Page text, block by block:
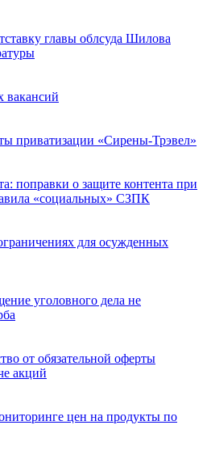
главы облсуда Шилова
приватизации «Сирены-Трэвел»
поправки о защите контента при
«социальных» СЗПК
для осужденных
уголовного дела не
от обязательной оферты
акций
цен на продукты по